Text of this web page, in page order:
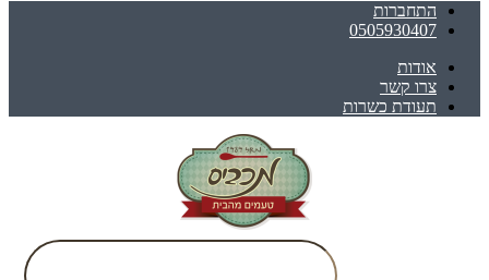
התחברות
0505930407
אודות
צרו קשר
תעודת כשרות